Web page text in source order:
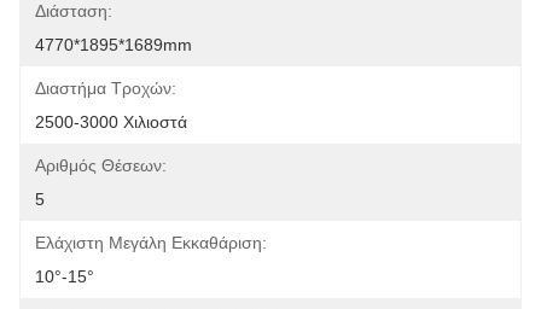
Διάσταση:
4770*1895*1689mm
Διαστήμα Τροχών:
2500-3000 Χιλιοστά
Αριθμός Θέσεων:
5
Ελάχιστη Μεγάλη Εκκαθάριση:
10°-15°